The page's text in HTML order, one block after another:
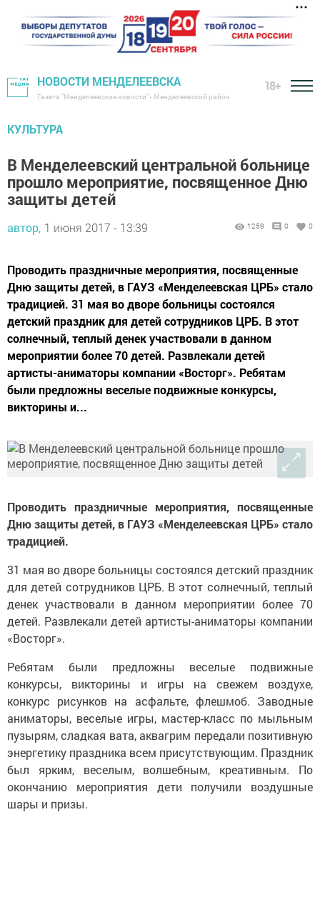
НОВОСТИ МЕНДЕЛЕЕВСКА
Газета "Менделеевские новости" - Менделеевский район
18+
КУЛЬТУРА
В Менделеевский центральной больнице
прошло мероприятие, посвященное Дню
защиты детей
автор, 1 июня 2017 - 13:39 1259 0 0
Проводить праздничные мероприятия, посвященные
Дню защиты детей, в ГАУЗ «Менделеевская ЦРБ» стало
традицией. 31 мая во дворе больницы состоялся
детский праздник для детей сотрудников ЦРБ. В этот
солнечный, теплый денек участвовали в данном
мероприятии более 70 детей. Развлекали детей
артисты-аниматоры компании «Восторг». Ребятам
были предложны веселые подвижные конкурсы,
викторины и...
Проводить праздничные мероприятия, посвященные
Дню защиты детей, в ГАУЗ «Менделеевская ЦРБ» стало
традицией.
31 мая во дворе больницы состоялся детский праздник
для детей сотрудников ЦРБ. В этот солнечный, теплый
денек участвовали в данном мероприятии более 70
детей. Развлекали детей артисты-аниматоры компании
«Восторг».
Ребятам были предложны веселые подвижные
конкурсы, викторины и игры на свежем воздухе,
конкурс рисунков на асфальте, флешмоб. Заводные
аниматоры, веселые игры, мастер-класс по мыльным
пузырям, сладкая вата, аквагрим передали позитивную
энергетику праздника всем присутствующим. Праздник
был ярким, веселым, волшебным, креативным. По
окончанию мероприятия дети получили воздушные
шары и призы.